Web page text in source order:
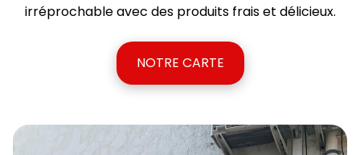
irréprochable avec des produits frais et délicieux.
NOTRE CARTE